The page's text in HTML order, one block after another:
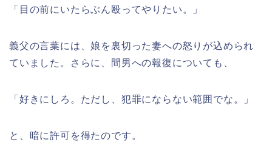
「目の前にいたらぶん殴ってやりたい。」
義父の言葉には、娘を裏切った妻への怒りが込められ
ていました。さらに、間男への報復についても、
「好きにしろ。ただし、犯罪にならない範囲でな。」
と、暗に許可を得たのです。